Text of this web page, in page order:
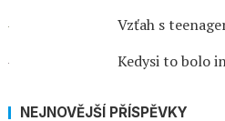
Vzťah s
Kedysi to bolo
NEJNOVĚJŠÍ PŘÍSPĚVKY